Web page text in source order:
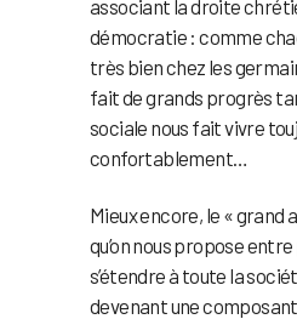
associant la droite
démocratie : comme
très bien chez les
fait de grands progrès
sociale nous fait vivre
confortablement…
Mieux encore, le « grand
qu’on nous propose
s’étendre à toute la
devenant une